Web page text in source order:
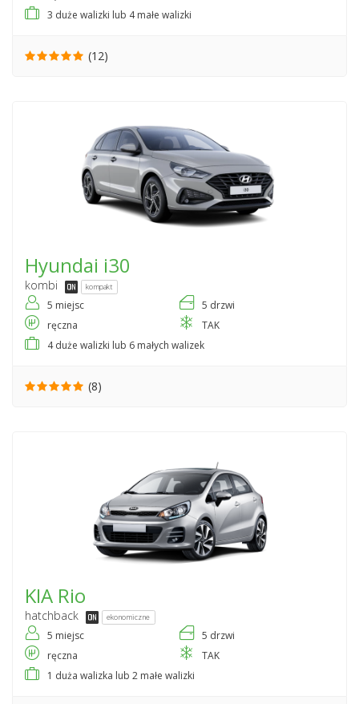
3 duże walizki lub 4 małe walizki
(12)
Hyundai i30
kombi kompakt
5 miejsc
5 drzwi
ręczna
TAK
4 duże walizki lub 6 małych walizek
(8)
KIA Rio
hatchback ekonomiczne
5 miejsc
5 drzwi
ręczna
TAK
1 duża walizka lub 2 małe walizki